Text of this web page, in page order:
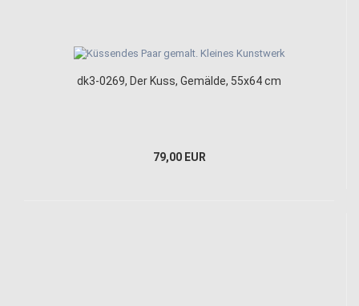
dk3-0269, Der Kuss, Gemälde, 55x64 cm
79,00 EUR